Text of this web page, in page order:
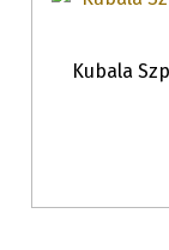
Kubala